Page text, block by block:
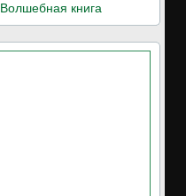
Волшебная книга